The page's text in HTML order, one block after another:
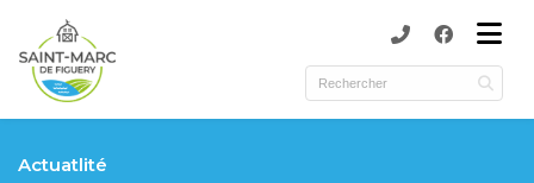
(Municipalité )
(Services )
Actuatlité